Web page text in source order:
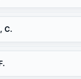
C.